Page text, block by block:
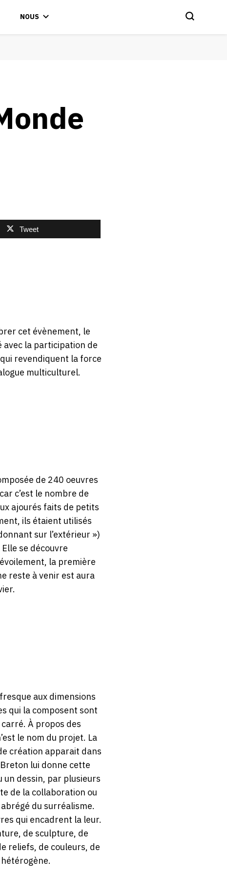
NOUS
Tweet
cet évènement, le
avec la participation de
revendiquent la force
multiculturel.
de 240 oeuvres
c’est le nombre de
ajourés faits de petits
ils étaient utilisés
sur l’extérieur »)
se découvre
la première
reste à venir est aura
aux dimensions
qui la composent sont
À propos des
le nom du projet. La
création apparait dans
lui donne cette
un dessin, par plusieurs
de la collaboration ou
du surréalisme.
qui encadrent la leur.
de sculpture, de
reliefs, de couleurs, de